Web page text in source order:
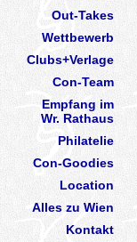
Out-Takes
Wettbewerb
Clubs+Verlage
Con-Team
Empfang im
Wr. Rathaus
Philatelie
Con-Goodies
Location
Alles zu Wien
Kontakt